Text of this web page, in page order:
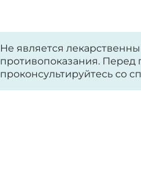
Не является
противопоказания.
проконсультируйтесь со